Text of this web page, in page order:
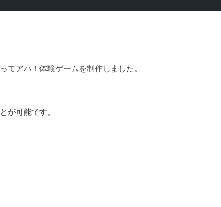
てアハ！体験ゲームを制作しました。
が可能です。